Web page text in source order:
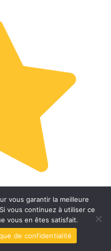
vous garantir la meilleure
vous continuez à utiliser ce
vous en êtes satisfait.
de confidentialité